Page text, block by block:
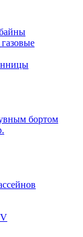
бортом